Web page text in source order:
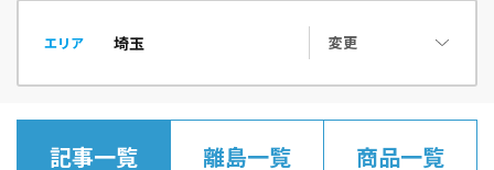
エリア 変更
記事一覧 離島一覧 商品一覧